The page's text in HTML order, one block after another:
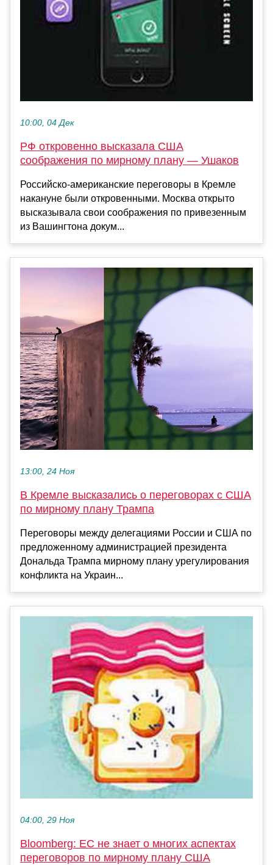
10:00, 04 Дек
РФ откровенно высказала США
соображения по мирному плану — Ушаков
Российско-американские переговоры в Кремле
накануне были откровенными. Москва открыто
высказывала свои соображения по привезенным
из Вашингтона докум...
13:00, 24 Ноя
В Кремле высказались о переговорах с США
по мирному плану Трампа
Переговоры между делегациями России и США по
предложенному администрацией президента
Дональда Трампа мирному плану урегулирования
конфликта на Украин...
04:00, 29 Ноя
Bloomberg: ЕС не знает о многих аспектах
переговоров по мирному плану США